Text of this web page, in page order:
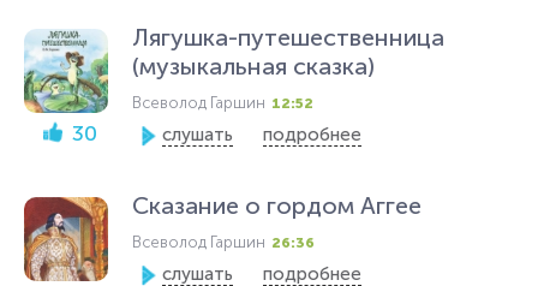
30
Лягушка-путешественница
(музыкальная сказка)
Всеволод Гаршин 12:52
слушать подробнее
Сказание о гордом Аггее
Всеволод Гаршин 26:36
слушать подробнее